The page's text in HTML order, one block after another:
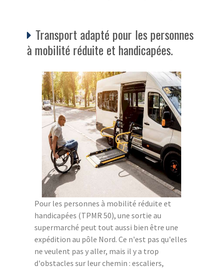
Transport adapté pour les personnes
à mobilité réduite et handicapées.
Pour les personnes à mobilité réduite et
handicapées (TPMR 50), une sortie au
supermarché peut tout aussi bien être une
expédition au pôle Nord. Ce n'est pas qu'elles
ne veulent pas y aller, mais il y a trop
d'obstacles sur leur chemin : escaliers,